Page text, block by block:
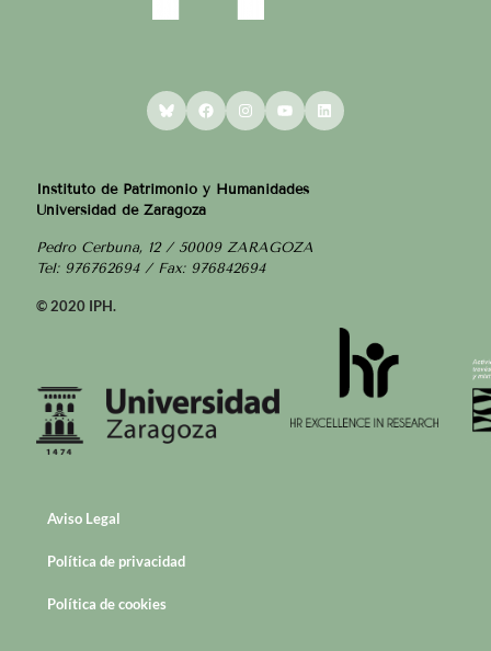
BlueskyFacebookInstagram
YouTubeLinkedIn
Instituto de Patrimonio y Humanidades
Universidad de Zaragoza
Pedro Cerbuna, 12 / 50009 ZARAGOZA
Tel: 976762694 / Fax: 976842694
© 2020 IPH.
Aviso Legal
Política de privacidad
Política de cookies